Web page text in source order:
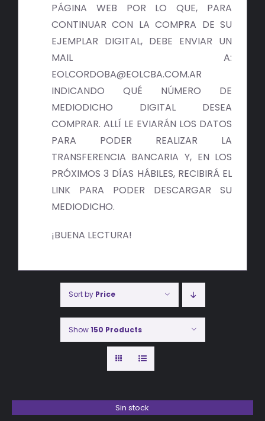
MEDIODICHO
ACTUALIDAD
CONTACTO
PÁGINA WEB POR LO QUE, PARA
CONTINUAR CON LA COMPRA DE SU
EJEMPLAR DIGITAL, DEBE ENVIAR UN
MAIL A:
EOLCORDOBA@EOLCBA.COM.AR
INDICANDO QUÉ NÚMERO DE
MEDIODICHO DIGITAL DESEA
COMPRAR. ALLÍ LE EVIARÁN LOS DATOS
PARA PODER REALIZAR LA
TRANSFERENCIA BANCARIA Y, EN LOS
PRÓXIMOS 3 DÍAS HÁBILES, RECIBIRÁ EL
LINK PARA PODER DESCARGAR SU
MEDIODICHO.
¡BUENA LECTURA!
Sort by Price
Show150 Products
Sin stock